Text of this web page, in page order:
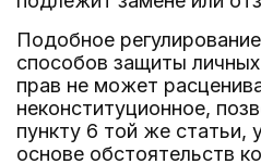
Подобное
способов защиты
прав не может
неконституционное,
пункту 6 той же статьи,
основе обстоятельств